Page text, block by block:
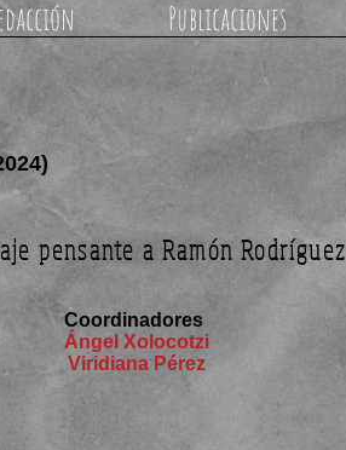
Publicaciones
pensante a Ramón Rodríguez
Coordinadores
Ángel Xolocotzi
Viridiana Pérez